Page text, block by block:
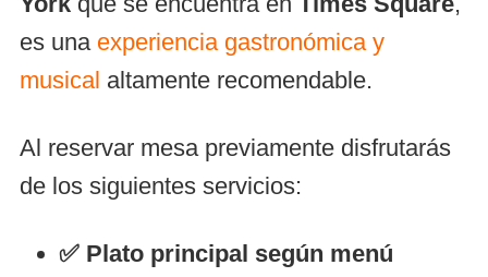
es una experiencia gastronómica y
musical altamente recomendable.
Al reservar mesa previamente disfrutarás
de los siguientes servicios:
✅ Plato principal según menú